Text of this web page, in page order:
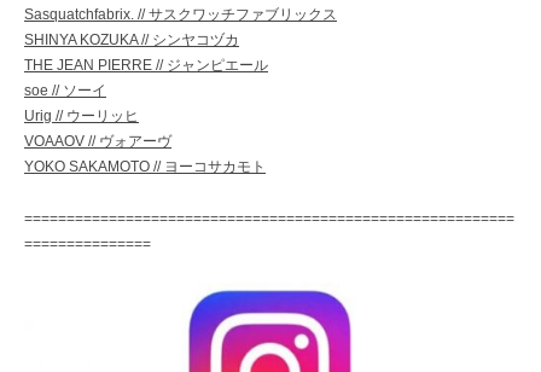
Sasquatchfabrix. // サスクワッチファブリックス
SHINYA KOZUKA // シンヤコヅカ
THE JEAN PIERRE // ジャンピエール
soe // ソーイ
Urig // ウーリッヒ
VOAAOV // ヴォアーヴ
YOKO SAKAMOTO // ヨーコサカモト
==========================================================
===============